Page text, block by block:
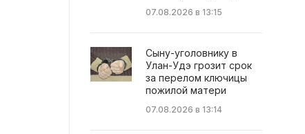
07.08.2026 в 13:15
Сыну-уголовнику в
Улан-Удэ грозит срок
за перелом ключицы
пожилой матери
07.08.2026 в 13:14